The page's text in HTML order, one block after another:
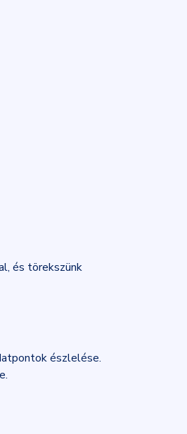
és törekszünk
észlelése.